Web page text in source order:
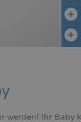
werden! Ihr Baby